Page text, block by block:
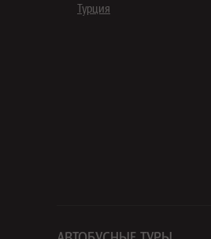
Турция